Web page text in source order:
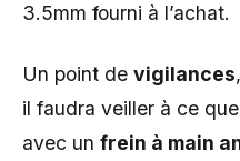
3.5mm fourni à l’achat.
Un point de vigilances
il faudra veiller à ce
avec un frein à main